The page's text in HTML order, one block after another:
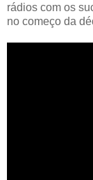
rádios com os
no começo da